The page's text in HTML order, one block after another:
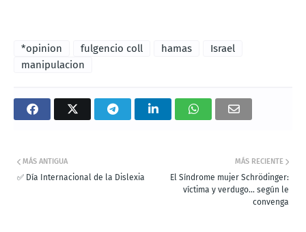
*opinion fulgencio coll hamas
Israel
manipulacion
MÁS RECIENTE
El Síndrome mujer Schrödinger:
víctima y verdugo… según le
convenga
MÁS ANTIGUA
✅ Día Internacional de la Dislexia